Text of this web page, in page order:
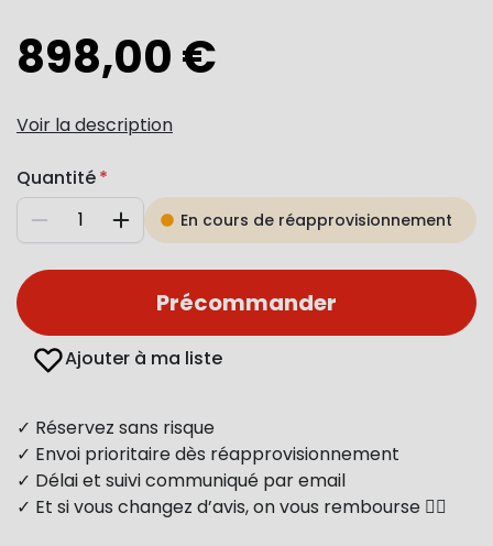
898,00 €
Voir la description
Quantité
Diminuer AugmenterEn cours de réapprovisionnement
Précommander
Ajouter à ma liste
✓ Réservez sans risque
✓ Envoi prioritaire dès réapprovisionnement
✓ Délai et suivi communiqué par email
✓ Et si vous changez d’avis, on vous rembourse 👍🏻